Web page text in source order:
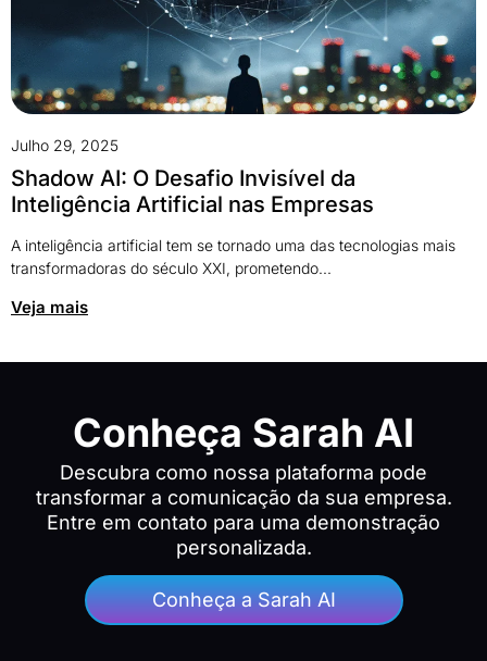
Julho 29, 2025
Shadow AI: O Desafio Invisível da
Inteligência Artificial nas Empresas
A inteligência artificial tem se tornado uma das tecnologias mais
transformadoras do século XXI, prometendo...
Veja mais
Conheça Sarah AI
Descubra como nossa plataforma pode
transformar a comunicação da sua empresa.
Entre em contato para uma demonstração
personalizada.
Conheça a Sarah AI